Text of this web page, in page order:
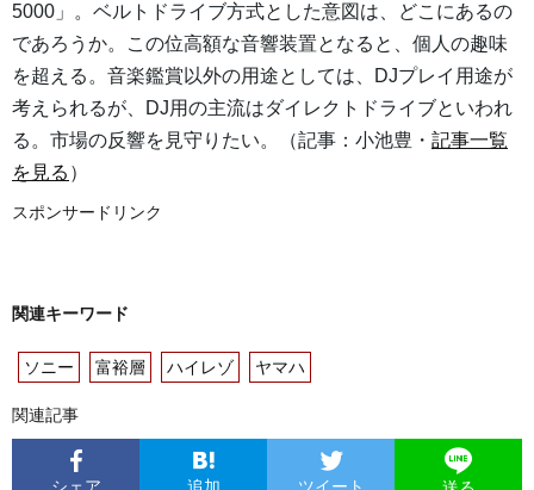
5000」。ベルトドライブ方式とした意図は、どこにあるの
であろうか。この位高額な音響装置となると、個人の趣味
を超える。音楽鑑賞以外の用途としては、DJプレイ用途が
考えられるが、DJ用の主流はダイレクトドライブといわれ
る。市場の反響を見守りたい。（記事：小池豊・ 記事一覧
を見る ）
スポンサードリンク
関連キーワード
ソニー 富裕層 ハイレゾ ヤマハ
関連記事